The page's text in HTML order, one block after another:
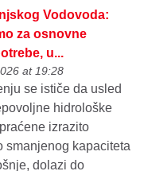
Vodovoda:
za osnovne
u...
at 19:28
se ističe da usled
hidrološke
izrazito
smanjenog kapaciteta
dolazi do